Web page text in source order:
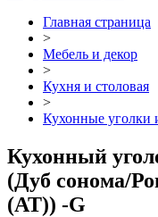
Главная страница
>
Мебель и декор
>
Кухня и столовая
>
Кухонные уголки
Кухонный
(Дуб сонома/
(AT)) -G